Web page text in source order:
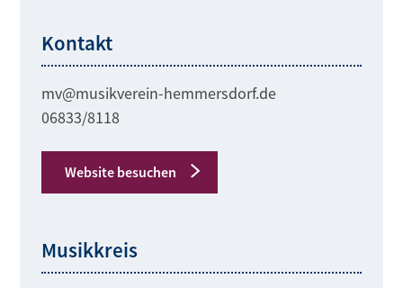
Kontakt
mv@musikverein-hemmersdorf.de
06833/8118
Website besuchen
Musikkreis